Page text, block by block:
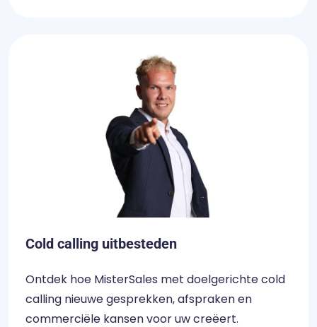
Cold calling uitbesteden
Ontdek hoe MisterSales met doelgerichte cold
calling nieuwe gesprekken, afspraken en
commerciële kansen voor uw creëert.